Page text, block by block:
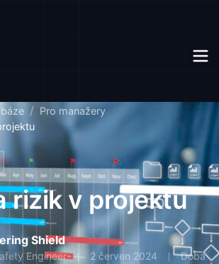
Pro manažery
rizik v projektu
Shield
Engineer 2 červen 2024
Doba